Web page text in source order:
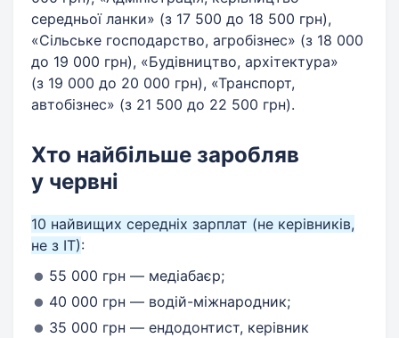
середньої ланки» (з 17 500 до 18 500 грн),
«Сільське господарство, агробізнес» (з 18 000
до 19 000 грн), «Будівництво, архітектура»
(з 19 000 до 20 000 грн), «Транспорт,
автобізнес» (з 21 500 до 22 500 грн).
Хто найбільше заробляв
у червні
10 найвищих середніх зарплат (не керівників,
не з ІТ):
55 000 грн — медіабаєр;
40 000 грн — водій-міжнародник;
35 000 грн — ендодонтист, керівник